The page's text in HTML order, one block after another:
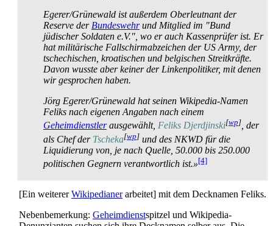
Egerer/Grünewald ist außerdem Oberleutnant der
Reserve der Bundeswehrund Mitglied im "Bund
jüdischer Soldaten e.V.", wo er auch Kassen­prüfer ist. Er
hat militärische Fallschirm­abzeichen der US Army, der
tschechischen, kroatischen und belgischen Streitkräfte.
Davon wusste aber keiner der Linken­politiker, mit denen
wir gesprochen haben.
Jörg Egerer/Grünewald hat seinen Wikipedia-Namen
Feliks nach eigenen Angaben nach einem
Geheimdienstlerausgewählt, Feliks Djerdjinski[wp], der
als Chef der Tscheka[wp] und des NKWD für die
Liquidierung von, je nach Quelle, 50.000 bis 250.000
politischen Gegnern verantwortlich ist.»[4]
[Ein weitererWikipedianerarbeitet] mit dem Decknamen Feliks.
Nebenbemerkung: Geheimdienst­spitzel und Wikipedia-